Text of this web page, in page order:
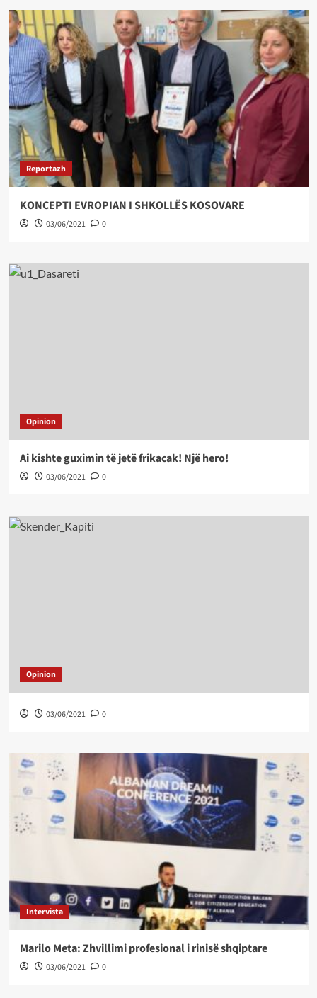
Reportazh
KONCEPTI EVROPIAN I SHKOLLËS KOSOVARE
03/06/2021 0
Opinion
Ai kishte guximin të jetë frikacak! Një hero!
03/06/2021 0
Opinion
03/06/2021 0
Intervista
Marilo Meta: Zhvillimi profesional i rinisë shqiptare
03/06/2021 0